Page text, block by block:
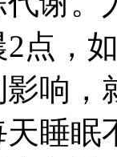
点，
响
睡眠